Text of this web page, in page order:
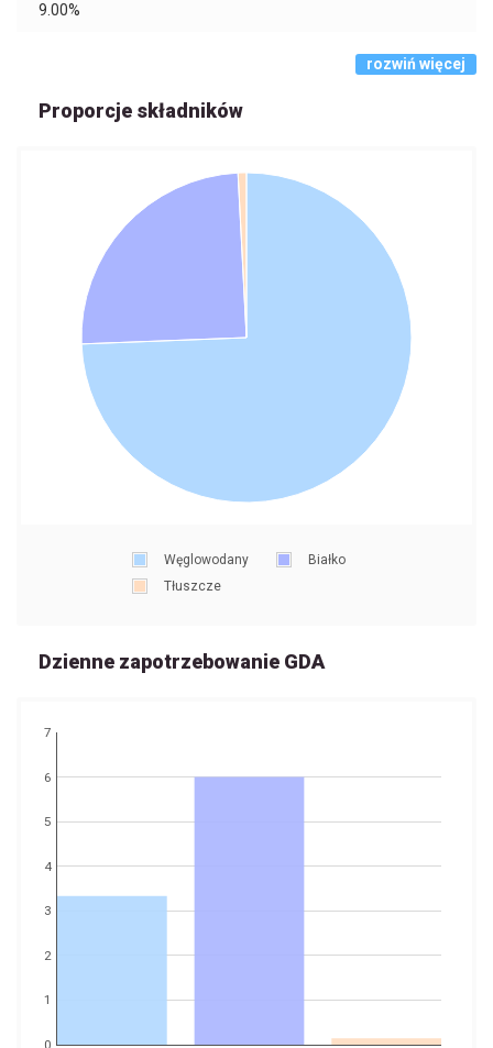
9.00%
rozwiń więcej
Proporcje składników
Węglowodany
Białko
Tłuszcze
Dzienne zapotrzebowanie GDA
1
2
3
4
5
6
7